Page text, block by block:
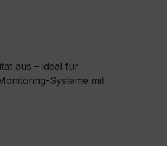
aus – ideal für
Systeme mit